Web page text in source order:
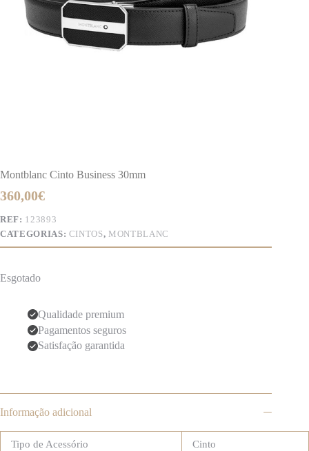
Montblanc Cinto Business 30mm
360,00€
REF: 123893
CATEGORIAS: CINTOS, MONTBLANC
Esgotado
Qualidade premium
Pagamentos seguros
Satisfação garantida
Informação adicional
Tipo de Acessório Cinto